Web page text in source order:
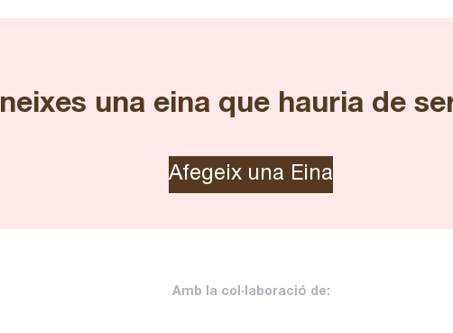
una eina que hauria de
Afegeix una Eina
Amb la col·laboració de: